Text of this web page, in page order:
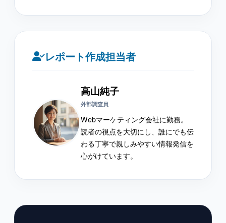
レポート作成担当者
高山純子
外部調査員
Webマーケティング会社に勤務。
読者の視点を大切にし、誰にでも伝
わる丁寧で親しみやすい情報発信を
心がけています。